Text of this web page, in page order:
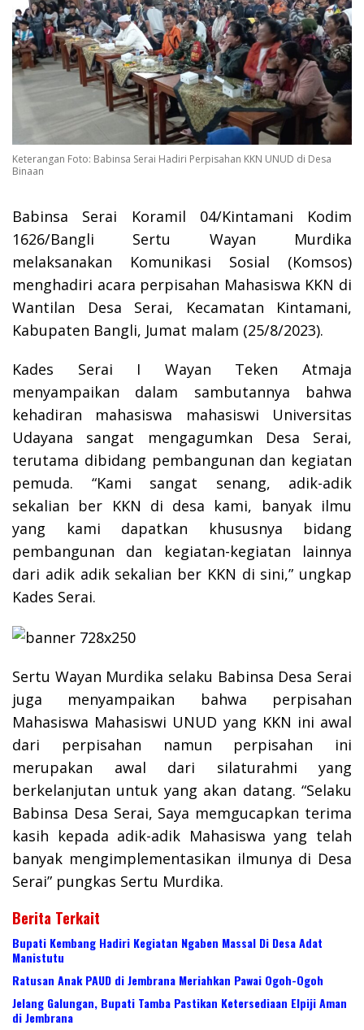
Keterangan Foto: Babinsa Serai Hadiri Perpisahan KKN UNUD di Desa
Binaan
Babinsa Serai Koramil 04/Kintamani Kodim
1626/Bangli Sertu Wayan Murdika
melaksanakan Komunikasi Sosial (Komsos)
menghadiri acara perpisahan Mahasiswa KKN di
Wantilan Desa Serai, Kecamatan Kintamani,
Kabupaten Bangli, Jumat malam (25/8/2023).
Kades Serai I Wayan Teken Atmaja
menyampaikan dalam sambutannya bahwa
kehadiran mahasiswa mahasiswi Universitas
Udayana sangat mengagumkan Desa Serai,
terutama dibidang pembangunan dan kegiatan
pemuda. “Kami sangat senang, adik-adik
sekalian ber KKN di desa kami, banyak ilmu
yang kami dapatkan khususnya bidang
pembangunan dan kegiatan-kegiatan lainnya
dari adik adik sekalian ber KKN di sini,” ungkap
Kades Serai.
Sertu Wayan Murdika selaku Babinsa Desa Serai
juga menyampaikan bahwa perpisahan
Mahasiswa Mahasiswi UNUD yang KKN ini awal
dari perpisahan namun perpisahan ini
merupakan awal dari silaturahmi yang
berkelanjutan untuk yang akan datang. “Selaku
Babinsa Desa Serai, Saya memgucapkan terima
kasih kepada adik-adik Mahasiswa yang telah
banyak mengimplementasikan ilmunya di Desa
Serai” pungkas Sertu Murdika.
Berita Terkait
Bupati Kembang Hadiri Kegiatan Ngaben Massal Di Desa Adat
Manistutu
Ratusan Anak PAUD di Jembrana Meriahkan Pawai Ogoh-Ogoh
Jelang Galungan, Bupati Tamba Pastikan Ketersediaan Elpiji Aman
di Jembrana